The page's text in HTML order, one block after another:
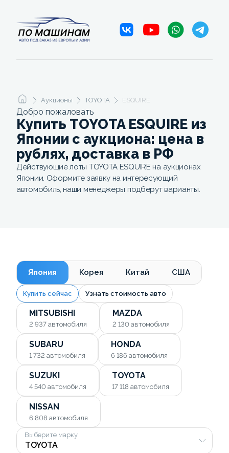
Аукционы TOYOTA ESQUIRE
Добро пожаловать
Купить TOYOTA ESQUIRE из
Японии с аукциона: цена в
рублях, доставка в РФ
Действующие лоты TOYOTA ESQUIRE на аукционах
Японии. Оформите заявку на интересующий
автомобиль, наши менеджеры подберут варианты.
Япония Корея Китай США
Купить сейчас Узнать стоимость авто
MITSUBISHI
2 937 автомобиля
MAZDA
2 130 автомобиля
SUBARU
1 732 автомобиля
HONDA
6 186 автомобиля
SUZUKI
4 540 автомобиля
TOYOTA
17 118 автомобиля
NISSAN
6 808 автомобиля
Выберите марку